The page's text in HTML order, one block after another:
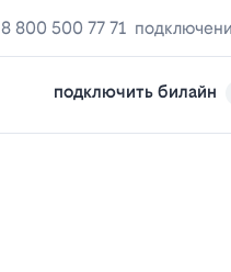
8 800 500 77 71
подключить билайн